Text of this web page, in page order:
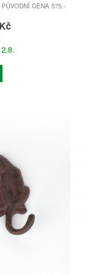
CENA 575.-